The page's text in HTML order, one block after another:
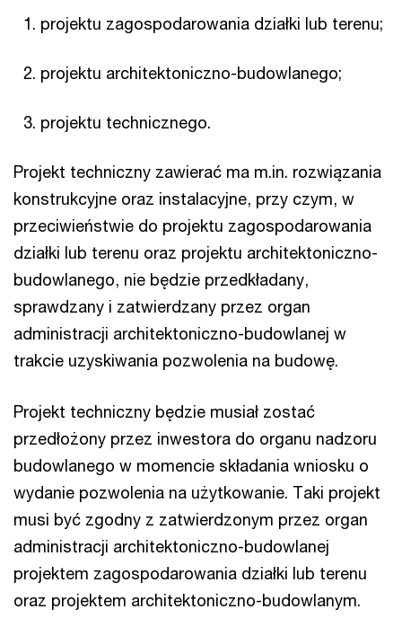
projektu zagospodarowania działki lub terenu;
projektu architektoniczno-budowlanego;
projektu technicznego.
Projekt techniczny zawierać ma m.in. rozwiązania
konstrukcyjne oraz instalacyjne, przy czym, w
przeciwieństwie do projektu zagospodarowania
działki lub terenu oraz projektu architektoniczno-
budowlanego, nie będzie przedkładany,
sprawdzany i zatwierdzany przez organ
administracji architektoniczno-budowlanej w
trakcie uzyskiwania pozwolenia na budowę.
Projekt techniczny będzie musiał zostać
przedłożony przez inwestora do organu nadzoru
budowlanego w momencie składania wniosku o
wydanie pozwolenia na użytkowanie. Taki projekt
musi być zgodny z zatwierdzonym przez organ
administracji architektoniczno-budowlanej
projektem zagospodarowania działki lub terenu
oraz projektem architektoniczno-budowlanym.